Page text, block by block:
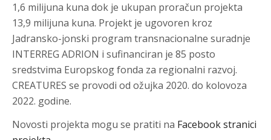
1,6 milijuna kuna dok je ukupan proračun projekta
13,9 milijuna kuna. Projekt je ugovoren kroz
Jadransko-jonski program transnacionalne suradnje
INTERREG ADRION i sufinanciran je 85 posto
sredstvima Europskog fonda za regionalni razvoj.
CREATURES se provodi od ožujka 2020. do kolovoza
2022. godine.
Novosti projekta mogu se pratiti na Facebook stranici